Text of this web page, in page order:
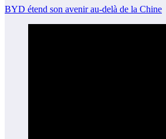
BYD étend son avenir au-delà de la Chine